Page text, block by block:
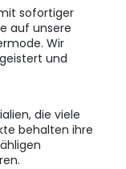
sofortiger
auf unsere
Wir
und
die viele
behalten ihre